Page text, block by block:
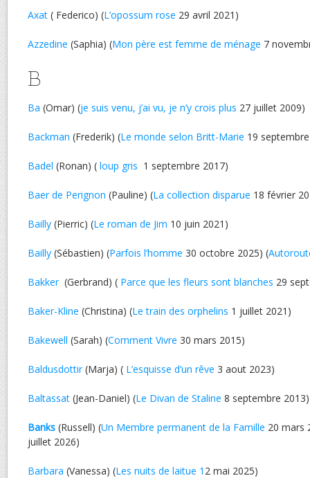
Axat ( Federico) (L’opossum rose 29 avril 2021)
Azzedine (Saphia) (Mon père est femme de ménage 7
B
Ba (Omar) (je suis venu, j’ai vu, je n’y crois plus 27 juillet 2009)
Backman (Frederik) (Le monde selon Britt-Marie 19
Badel (Ronan) ( loup gris 1 septembre 2017)
Baer de Perignon (Pauline) (La collection disparue 18 février
Bailly (Pierric) (Le roman de Jim 10 juin 2021)
Bailly (Sébastien) (Parfois l’homme 30 octobre 2025) (
Bakker (Gerbrand) ( Parce que les fleurs sont blanches 29
Baker-Kline (Christina) (Le train des orphelins 1 juillet 2021)
Bakewell (Sarah) (Comment Vivre 30 mars 2015)
Baldusdottir(Marja) ( L’esquisse d’un rêve 3 aout 2023)
Baltassat (Jean-Daniel) (Le Divan de Staline 8 septembre 2013)
Banks (Russell) (Un Membre permanent de la Famille 20 mars
juillet 2026)
Barbara (Vanessa) (Les nuits de laitue 1 2 mai 2025)